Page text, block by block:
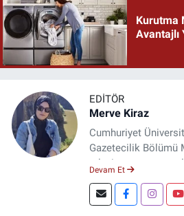
Kurutma
Avantajlı
EDITÖR
Merve Kiraz
Cumhuriyet
Gazetecilik Bölümü
televizyon ve
Şuan,
sitesinin Yazı İşleri
Devam Et